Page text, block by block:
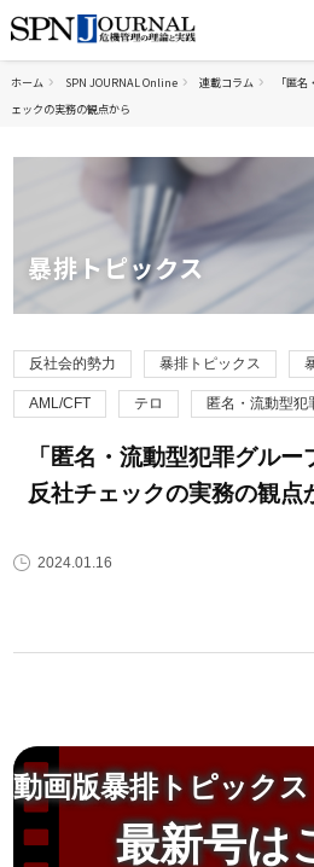
ホーム SPN JOURNAL Online 連載コラム
「匿
ェックの実務の観点から
暴排トピックス
反社会的勢力 暴排トピックス
AML/CFT テロ 匿名・流動型犯
「匿名・流動型犯罪グル
反社チェックの実務の観点
2024.01.16
動画版暴排トピック
最新号は